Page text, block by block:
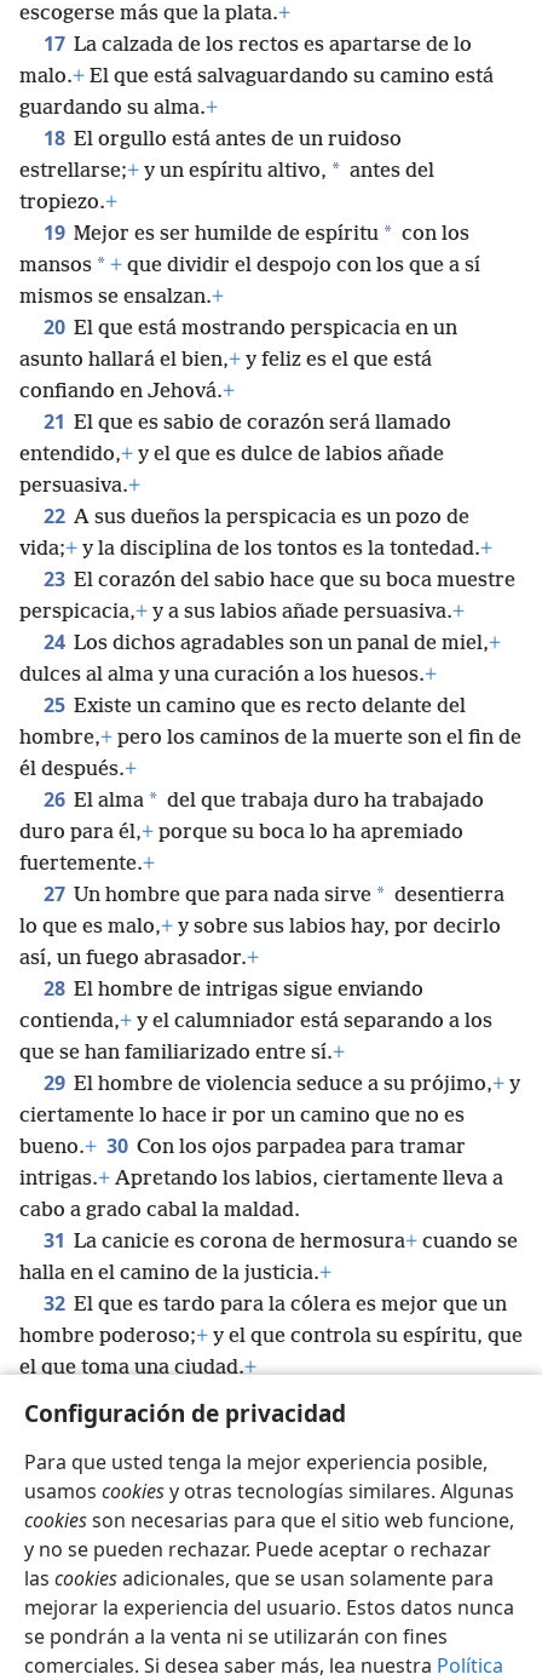
Configuración de privacidad
Para que usted tenga la mejor experiencia posible,
usamos cookiesy otras tecnologías similares. Algunas
cookiesson necesarias para que el sitio web funcione,
y no se pueden rechazar. Puede aceptar o rechazar
las cookiesadicionales, que se usan solamente para
mejorar la experiencia del usuario. Estos datos nunca
se pondrán a la venta ni se utilizarán con fines
comerciales. Si desea saber más, lea nuestra Política
escogerse más que la plata.+
17 La calzada de los rectos es apartarse de lo
malo.+ El que está salvaguardando su camino está
guardando su alma.+
18 El orgullo está antes de un ruidoso
estrellarse;+ y un espíritu altivo, * antes del
tropiezo.+
19 Mejor es ser humilde de espíritu * con los
mansos * + que dividir el despojo con los que a sí
mismos se ensalzan.+
20 El que está mostrando perspicacia en un
asunto hallará el bien,+ y feliz es el que está
confiando en Jehová.+
21 El que es sabio de corazón será llamado
entendido,+ y el que es dulce de labios añade
persuasiva.+
22 A sus dueños la perspicacia es un pozo de
vida;+ y la disciplina de los tontos es la tontedad.+
23 El corazón del sabio hace que su boca muestre
perspicacia,+ y a sus labios añade persuasiva.+
24 Los dichos agradables son un panal de miel,+
dulces al alma y una curación a los huesos.+
25 Existe un camino que es recto delante del
hombre,+ pero los caminos de la muerte son el fin de
él después.+
26 El alma * del que trabaja duro ha trabajado
duro para él,+ porque su boca lo ha apremiado
fuertemente.+
27 Un hombre que para nada sirve * desentierra
lo que es malo,+ y sobre sus labios hay, por decirlo
así, un fuego abrasador.+
28 El hombre de intrigas sigue enviando
contienda,+ y el calumniador está separando a los
que se han familiarizado entre sí.+
29 El hombre de violencia seduce a su prójimo,+ y
ciertamente lo hace ir por un camino que no es
bueno.+ 30 Con los ojos parpadea para tramar
intrigas.+ Apretando los labios, ciertamente lleva a
cabo a grado cabal la maldad.
31 La canicie es corona de hermosura+ cuando se
halla en el camino de la justicia.+
32 El que es tardo para la cólera es mejor que un
hombre poderoso;+ y el que controla su espíritu, que
el que toma una ciudad.+
En el regazo se echa la suerte,
procede toda decisión por ella.
Español Compartir Configuración
Copyright © 2026 Watch Tower Bible and Tract Society of Pennsylvania
Condiciones de uso
Política de privacidad
Configuración de privacidad
JW.ORG Iniciar sesión